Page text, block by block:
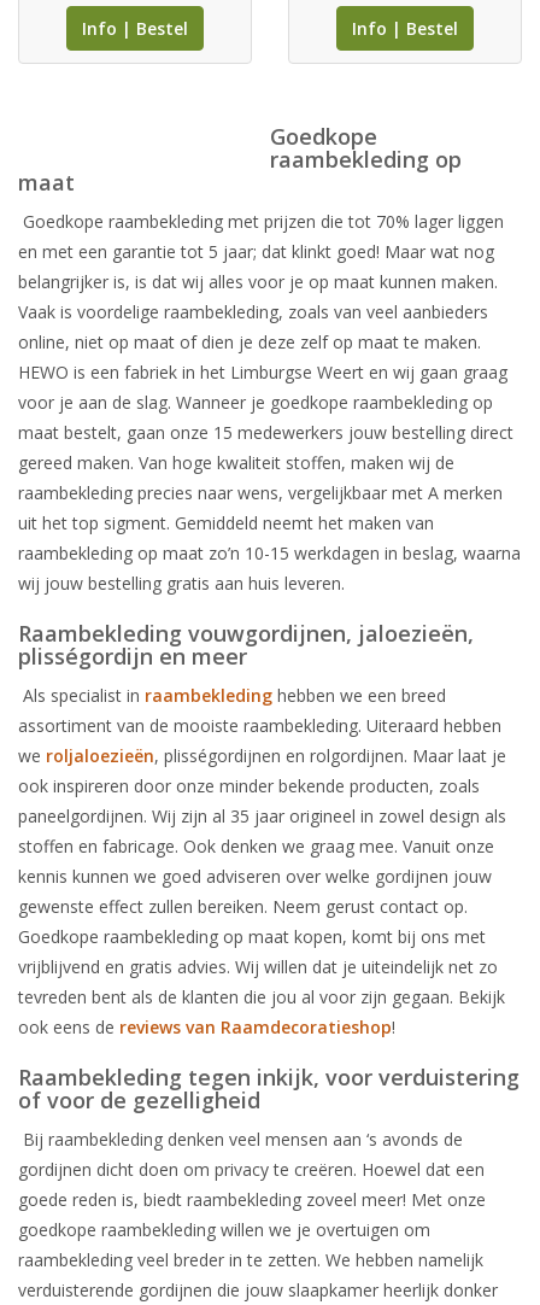
Info | Bestel
Info | Bestel
Goedkope
raambekleding op
maat
Goedkope raambekleding met prijzen die tot 70% lager liggen
en met een garantie tot 5 jaar; dat klinkt goed! Maar wat nog
belangrijker is, is dat wij alles voor je op maat kunnen maken.
Vaak is voordelige raambekleding, zoals van veel aanbieders
online, niet op maat of dien je deze zelf op maat te maken.
HEWO is een fabriek in het Limburgse Weert en wij gaan graag
voor je aan de slag. Wanneer je goedkope raambekleding op
maat bestelt, gaan onze 15 medewerkers jouw bestelling direct
gereed maken. Van hoge kwaliteit stoffen, maken wij de
raambekleding precies naar wens, vergelijkbaar met A merken
uit het top sigment. Gemiddeld neemt het maken van
raambekleding op maat zo’n 10-15 werkdagen in beslag, waarna
wij jouw bestelling gratis aan huis leveren.
Raambekleding vouwgordijnen, jaloezieën,
plisségordijn en meer
Als specialist in raambekleding hebben we een breed
assortiment van de mooiste raambekleding. Uiteraard hebben
we roljaloezieën, plisségordijnen en rolgordijnen. Maar laat je
ook inspireren door onze minder bekende producten, zoals
paneelgordijnen. Wij zijn al 35 jaar origineel in zowel design als
stoffen en fabricage. Ook denken we graag mee. Vanuit onze
kennis kunnen we goed adviseren over welke gordijnen jouw
gewenste effect zullen bereiken. Neem gerust contact op.
Goedkope raambekleding op maat kopen, komt bij ons met
vrijblijvend en gratis advies. Wij willen dat je uiteindelijk net zo
tevreden bent als de klanten die jou al voor zijn gegaan. Bekijk
ook eens de reviews van Raamdecoratieshop!
Raambekleding tegen inkijk, voor verduistering
of voor de gezelligheid
Bij raambekleding denken veel mensen aan ‘s avonds de
gordijnen dicht doen om privacy te creëren. Hoewel dat een
goede reden is, biedt raambekleding zoveel meer! Met onze
goedkope raambekleding willen we je overtuigen om
raambekleding veel breder in te zetten. We hebben namelijk
verduisterende gordijnen die jouw slaapkamer heerlijk donker